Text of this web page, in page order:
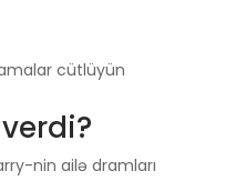
cütlüyün
nin ailə dramları